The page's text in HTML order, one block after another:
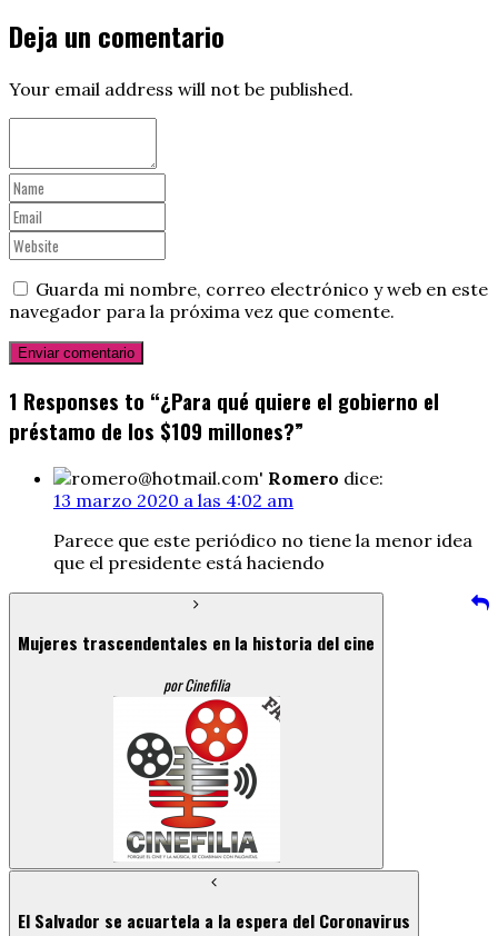
Deja un comentario
Your email address will not be published.
Guarda mi nombre, correo electrónico y web en este
navegador para la próxima vez que comente.
1 Responses to “¿Para qué quiere el gobierno el
préstamo de los $109 millones?”
Romero dice:
13 marzo 2020 a las 4:02 am
Parece que este periódico no tiene la menor idea
que el presidente está haciendo
Mujeres trascendentales en la historia del cine
por Cinefilia
El Salvador se acuartela a la espera del Coronavirus